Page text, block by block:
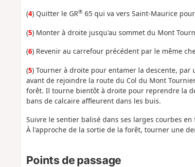
(4) Quitter le GR®65 qui va vers Saint-Maurice
(5) Monter à droite jusqu'au sommet du Mont
(6) Revenir au carrefour précédent par le même
(5) Tourner à droite pour entamer la descente, par
avant de rejoindre la route du Col du Mont
forêt. Il tourne bientôt à droite pour reprendre la
bans de calcaire affleurent dans les buis.
Suivre le sentier balisé dans ses larges courbes
À l'approche de la sortie de la forêt, tourner une
Points de passage